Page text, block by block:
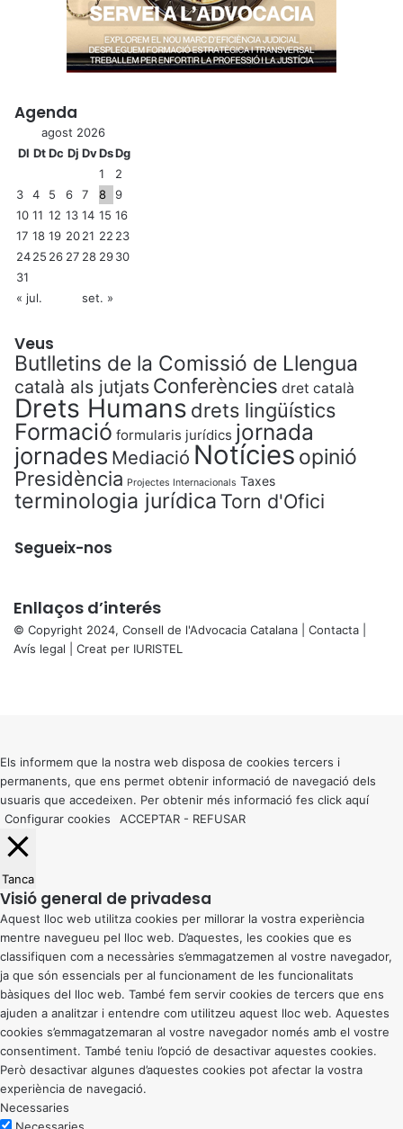
Agenda
agost 2026
Dl DtDc Dj DvDsDg
1
2
3
4 5 6 7 8
9
10 11 12 13 14 15 16
17 18 19 2021 22 23
2425 26 27 28 2930
31
« jul.
set. »
Veus
Butlletins de la Comissió de Llengua
català als jutjats Conferències dret català
Drets Humans drets lingüístics
Formació formularis jurídics jornada
jornades Mediació Notícies opinió
Presidència Projectes Internacionals Taxes
terminologia jurídica Torn d'Ofici
Segueix-nos
Enllaços d’interés
© Copyright 2024, Consell de l'Advocacia Catalana | Contacta
Avís legal | Creat per IURISTEL
button
Els informem que la nostra web disposa de cookies tercers i
permanents, que ens permet obtenir informació de navegació dels
usuaris que accedeixen. Per obtenir més informació fes click aquí
Configurar cookies
ACCEPTAR - REFUSAR
Tanca
Visió general de privadesa
Aquest lloc web utilitza cookies per millorar la vostra experiència
mentre navegueu pel lloc web. D’aquestes, les cookies que es
classifiquen com a necessàries s’emmagatzemen al vostre navegador,
ja que són essencials per al funcionament de les funcionalitats
bàsiques del lloc web. També fem servir cookies de tercers que ens
ajuden a analitzar i entendre com utilitzeu aquest lloc web. Aquestes
cookies s’emmagatzemaran al vostre navegador només amb el vostre
consentiment. També teniu l’opció de desactivar aquestes cookies.
Però desactivar algunes d’aquestes cookies pot afectar la vostra
experiència de navegació.
Necessaries